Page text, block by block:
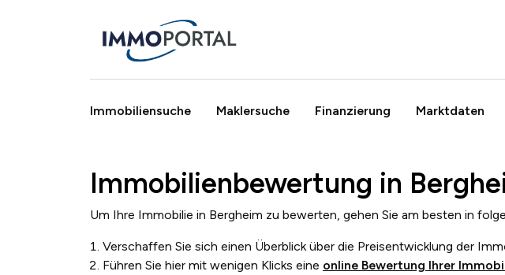
Immobiliensuche Maklersuche Finanzierung Marktdaten
Breadcrumb
Immobilienbewertung in
Um Ihre Immobilie in Bergheim zu bewerten, gehen Sie am besten in
Verschaffen Sie sich einen Überblick über die Preisentwicklung der
Führen Sie hier mit wenigen Klicks eine online Bewertung Ihrer